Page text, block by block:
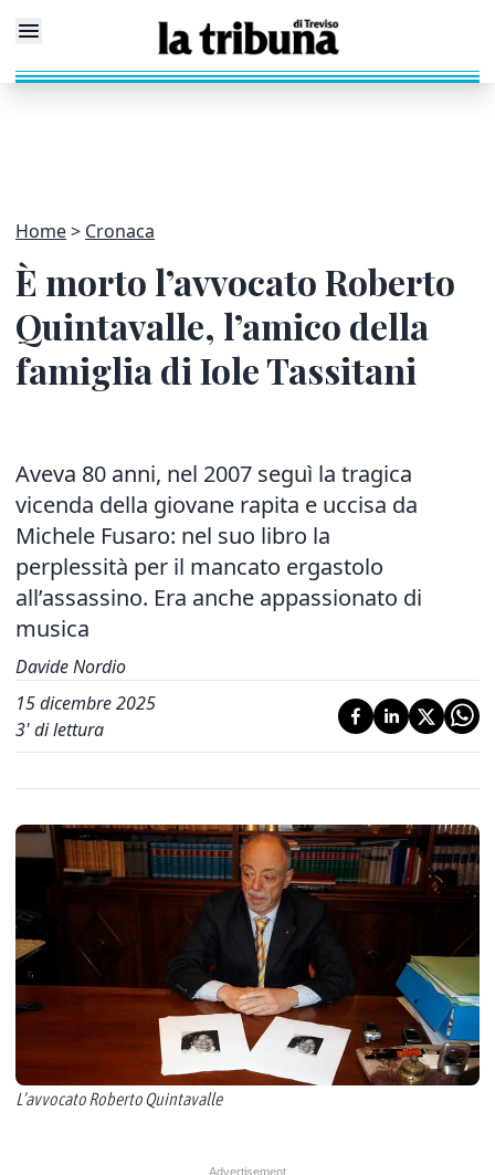
Home Cronaca
È morto l’avvocato Roberto
Quintavalle, l’amico della
famiglia di Iole Tassitani
Aveva 80 anni, nel 2007 seguì la tragica
vicenda della giovane rapita e uccisa da
Michele Fusaro: nel suo libro la
perplessità per il mancato ergastolo
all’assassino. Era anche appassionato di
musica
Davide Nordio
15 dicembre 2025
3' di lettura
L’avvocato Roberto Quintavalle